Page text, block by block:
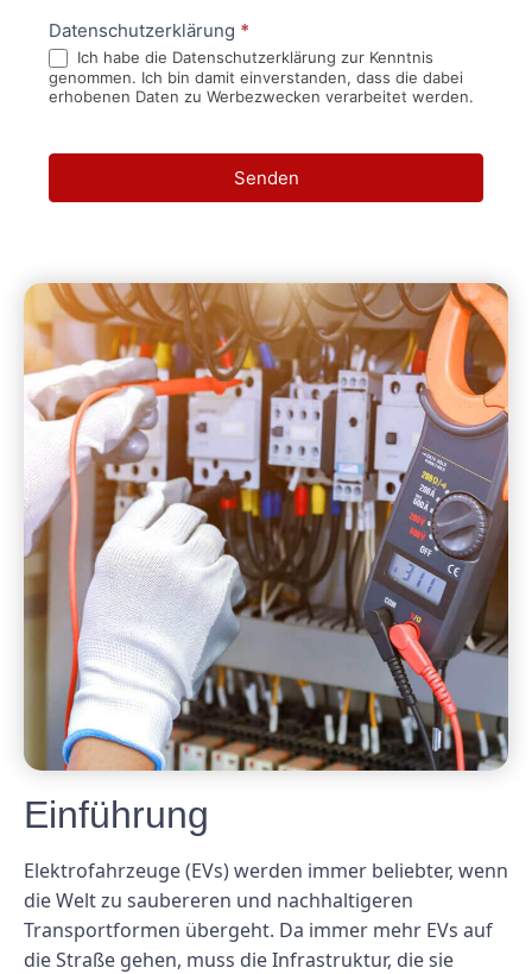
Datenschutzerklärung *
Ich habe die Datenschutzerklärung zur Kenntnis
genommen. Ich bin damit einverstanden, dass die dabei
erhobenen Daten zu Werbezwecken verarbeitet werden.
Senden
Einführung
Elektrofahrzeuge (EVs) werden immer beliebter, wenn
die Welt zu saubereren und nachhaltigeren
Transportformen übergeht. Da immer mehr EVs auf
die Straße gehen, muss die Infrastruktur, die sie